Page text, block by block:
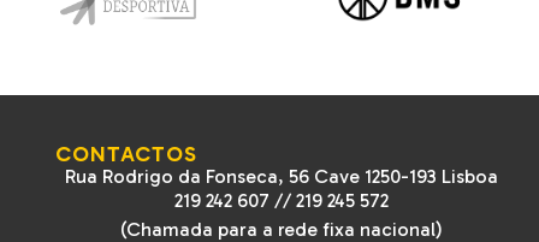
CONTACTOS
Rua Rodrigo da Fonseca, 56 Cave 1250-193 Lisboa
219 242 607 //219 245 572
(Chamada para a rede fixa nacional)